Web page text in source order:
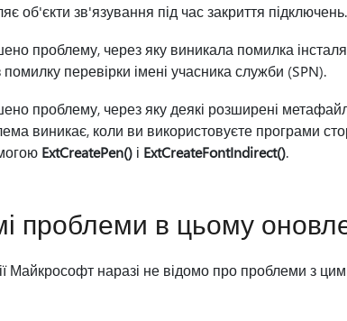
об'єкти зв'язування під час закриття підключень.
проблему, через яку виникала помилка
помилку перевірки імені учасника служби (SPN).
проблему, через яку деякі розширені
виникає, коли ви використовуєте програми
ExtCreatePen() і ExtCreateFontIndirect().
проблеми в цьому
Майкрософт наразі не відомо про проблеми з